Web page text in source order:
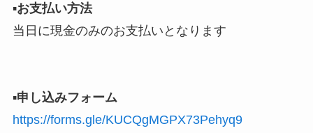
▪︎お支払い方法
当日に現金のみのお支払いとなります
▪︎申し込みフォーム
https://forms.gle/KUCQgMGPX73Pehyq9